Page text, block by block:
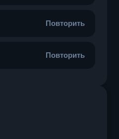
Повторить
Повторить